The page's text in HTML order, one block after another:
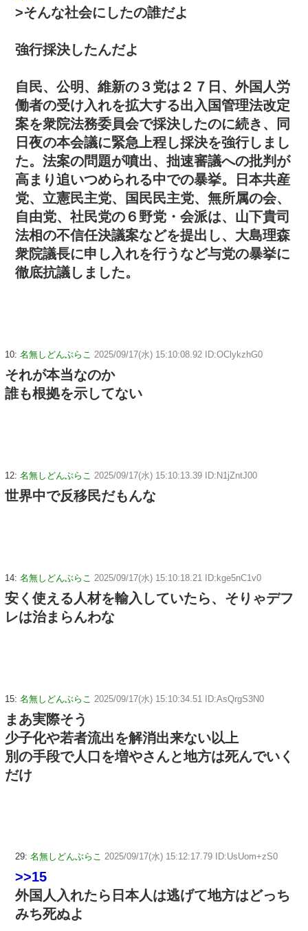
>そんな社会にしたの誰だよ
強行採決したんだよ
自民、公明、維新の３党は２７日、外国人労
働者の受け入れを拡大する出入国管理法改定
案を衆院法務委員会で採決したのに続き、同
日夜の本会議に緊急上程し採決を強行しまし
た。法案の問題が噴出、拙速審議への批判が
高まり追いつめられる中での暴挙。日本共産
党、立憲民主党、国民民主党、無所属の会、
自由党、社民党の６野党・会派は、山下貴司
法相の不信任決議案などを提出し、大島理森
衆院議長に申し入れを行うなど与党の暴挙に
徹底抗議しました。
10: 名無しどんぶらこ 2025/09/17(水) 15:10:08.92 ID:OClykzhG0
それが本当なのか
誰も根拠を示してない
12: 名無しどんぶらこ 2025/09/17(水) 15:10:13.39 ID:N1jZntJ00
世界中で反移民だもんな
14: 名無しどんぶらこ 2025/09/17(水) 15:10:18.21 ID:kge5nC1v0
安く使える人材を輸入していたら、そりゃデフ
レは治まらんわな
15: 名無しどんぶらこ 2025/09/17(水) 15:10:34.51 ID:AsQrgS3N0
まあ実際そう
少子化や若者流出を解消出来ない以上
別の手段で人口を増やさんと地方は死んでいく
だけ
29: 名無しどんぶらこ 2025/09/17(水) 15:12:17.79 ID:UsUom+zS0
>>15
外国人入れたら日本人は逃げて地方はどっち
みち死ぬよ